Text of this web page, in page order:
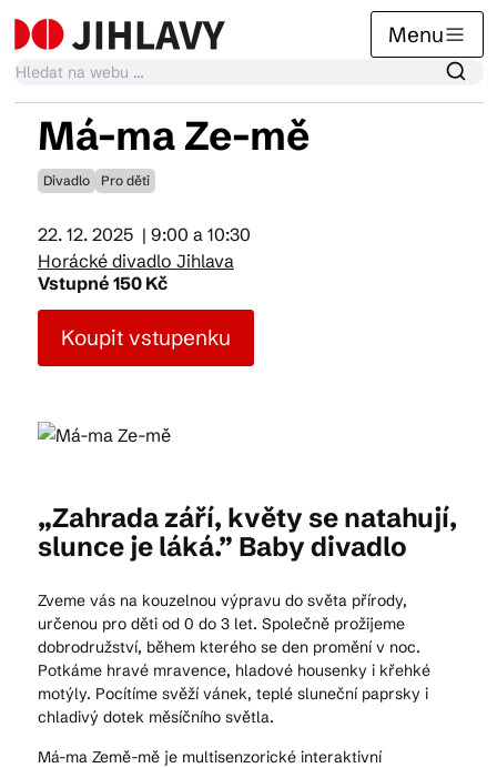
Menu
Kalendář akcí
Tradiční akce
Články
CS EN DE
Má-ma Ze-mě
Divadlo Pro děti
22. 12. 2025 | 9:00 a 10:30
Horácké divadlo Jihlava
Vstupné 150 Kč
Koupit vstupenku
„Zahrada září, květy se natahují,
slunce je láká.” Baby divadlo
Zveme vás na kouzelnou výpravu do světa přírody,
určenou pro děti od 0 do 3 let. Společně prožijeme
dobrodružství, během kterého se den promění v noc.
Potkáme hravé mravence, hladové housenky i křehké
motýly. Pocítíme svěží vánek, teplé sluneční paprsky i
chladivý dotek měsíčního světla.
Má-ma Země-mě je multisenzorické interaktivní